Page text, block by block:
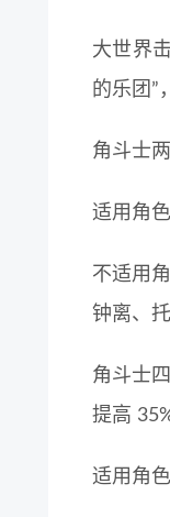
大世界
的乐团”
角斗士
适用角
不适用
钟离、
角斗士
提高
适用角